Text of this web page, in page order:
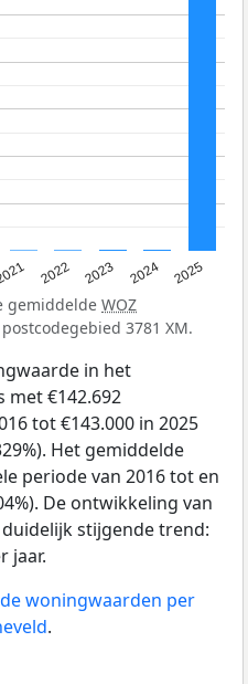
2022 2023 2024 2025
gemiddelde WOZ
3781 XM.
in het
met €142.692
tot €143.000 in 2025
Het gemiddelde
periode van 2016 tot en
De ontwikkeling van
stijgende trend:
jaar.
woningwaarden per
.